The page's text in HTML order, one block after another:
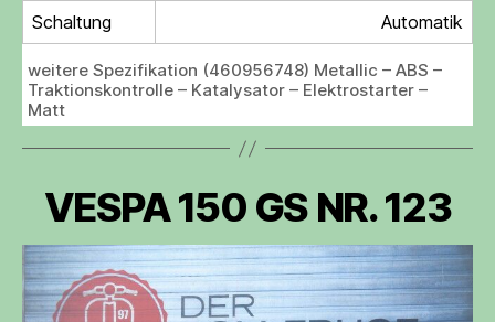
Schaltung
Automatik
weitere Spezifikation (460956748) Metallic – ABS –
Traktionskontrolle – Katalysator – Elektrostarter –
Matt
VESPA 150 GS NR. 123